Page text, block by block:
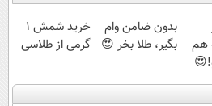
هم
بدون ضامن وام
بگیر، طلا بخر 😍
خرید شمش 1
گرمی از طلاسی